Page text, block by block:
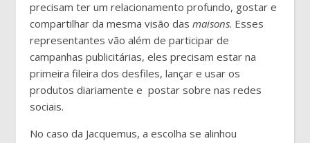
precisam ter um relacionamento profundo, gostar e
compartilhar da mesma visão das maisons. Esses
representantes vão além de participar de
campanhas publicitárias, eles precisam estar na
primeira fileira dos desfiles, lançar e usar os
produtos diariamente e postar sobre nas redes
sociais.
No caso da Jacquemus, a escolha se alinhou